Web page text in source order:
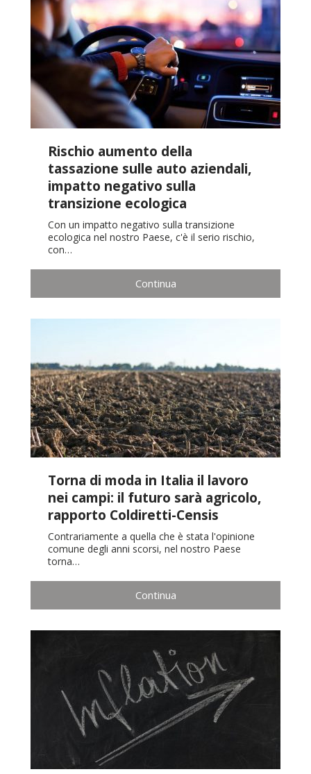
Rischio aumento della
tassazione sulle auto aziendali,
impatto negativo sulla
transizione ecologica
Con un impatto negativo sulla transizione
ecologica nel nostro Paese, c'è il serio rischio,
con…
Continua
Torna di moda in Italia il lavoro
nei campi: il futuro sarà agricolo,
rapporto Coldiretti-Censis
Contrariamente a quella che è stata l'opinione
comune degli anni scorsi, nel nostro Paese
torna…
Continua